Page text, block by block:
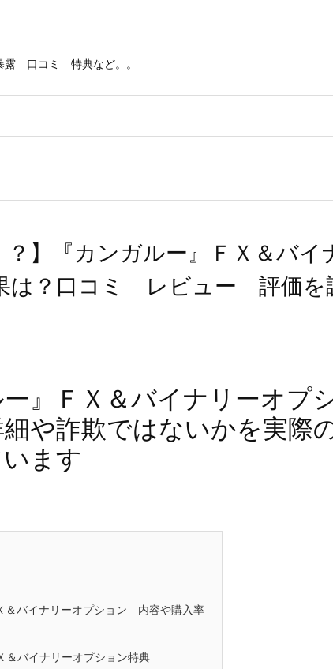
口コミ 特典など。。
？】『カンガルー』ＦＸ＆バ
は？口コミ レビュー 評価を
ー』ＦＸ＆バイナリーオプ
や詐欺ではないかを実際
ます
＆バイナリーオプション 内容や購入率
＆バイナリーオプション特典